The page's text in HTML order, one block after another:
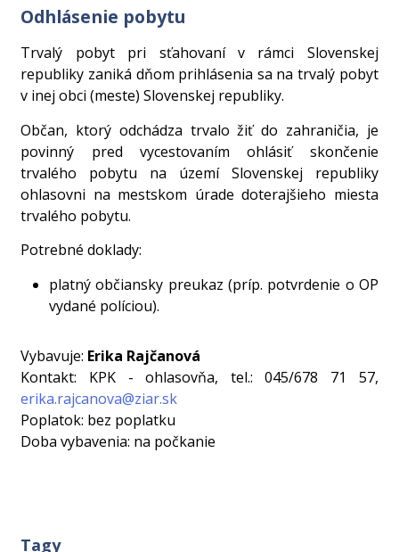
Odhlásenie pobytu
Trvalý pobyt pri sťahovaní v rámci Slovenskej
republiky zaniká dňom prihlásenia sa na trvalý pobyt
v inej obci (meste) Slovenskej republiky.
Občan, ktorý odchádza trvalo žiť do zahraničia, je
povinný pred vycestovaním ohlásiť skončenie
trvalého pobytu na území Slovenskej republiky
ohlasovni na mestskom úrade doterajšieho miesta
trvalého pobytu.
Potrebné doklady:
platný občiansky preukaz (príp. potvrdenie o OP
vydané políciou).
Vybavuje: Erika Rajčanová
Kontakt: KPK - ohlasovňa, tel.: 045/678 71 57,
erika.rajcanova@ziar.sk
Poplatok: bez poplatku
Doba vybavenia: na počkanie
Tagy